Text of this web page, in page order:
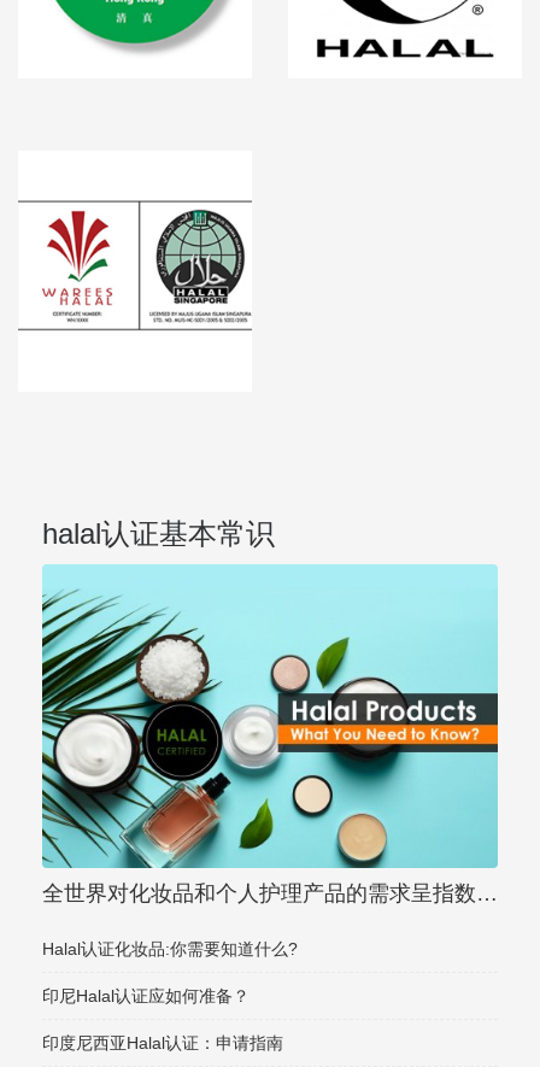
halal认证基本常识
全世界对化妆品和个人护理产品的需求呈指数级
Halal认证化妆品:你需要知道什么?
印尼Halal认证应如何准备？
印度尼西亚Halal认证：申请指南